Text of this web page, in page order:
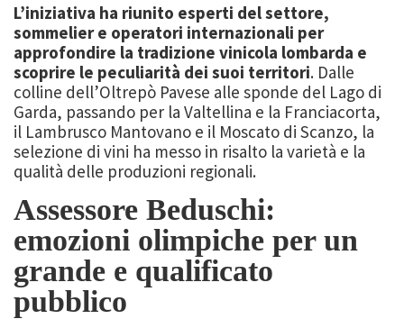
L’iniziativa ha riunito esperti del settore,
sommelier e operatori internazionali per
approfondire la tradizione vinicola lombarda e
scoprire le peculiarità dei suoi territori. Dalle
colline dell’Oltrepò Pavese alle sponde del Lago di
Garda, passando per la Valtellina e la Franciacorta,
il Lambrusco Mantovano e il Moscato di Scanzo, la
selezione di vini ha messo in risalto la varietà e la
qualità delle produzioni regionali.
Assessore Beduschi:
emozioni olimpiche per un
grande e qualificato
pubblico